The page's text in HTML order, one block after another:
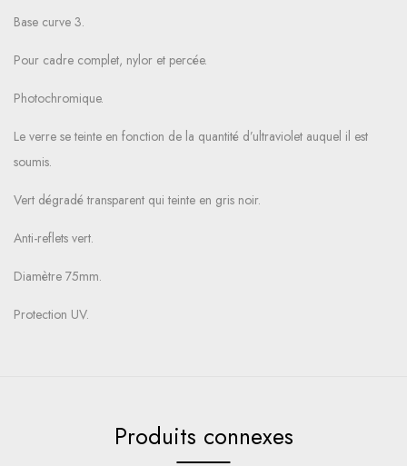
Base curve 3.
Pour cadre complet, nylor et percée.
Photochromique.
Le verre se teinte en fonction de la quantité d’ultraviolet auquel il est
soumis.
Vert dégradé transparent qui teinte en gris noir.
Anti-reflets vert.
Diamètre 75mm.
Protection UV.
Produits connexes